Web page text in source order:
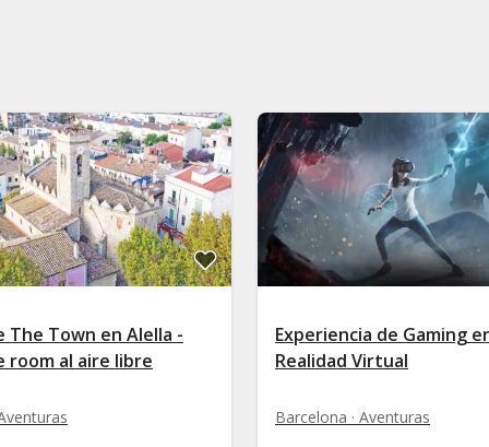
The Town en Alella -
room al aire libre
Experiencia de Gaming
Realidad Virtual
Barcelona · Aventuras